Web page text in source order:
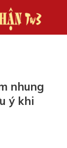
nhung
ý khi